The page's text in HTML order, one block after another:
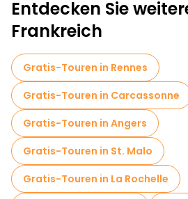
Entdecken Sie
Frankreich
Gratis-Touren in Rennes
Gratis-Touren in Carcassonne
Gratis-Touren in Angers
Gratis-Touren in St. Malo
Gratis-Touren in La Rochelle